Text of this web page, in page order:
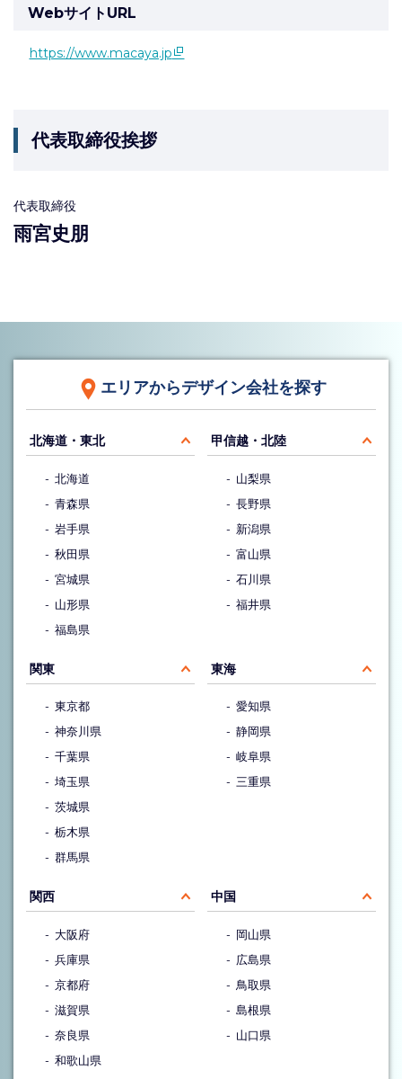
WebサイトURL
https://www.macaya.jp
代表取締役挨拶
代表取締役
雨宮史朋
エリアからデザイン会社を探す
北海道・東北
北海道
青森県
岩手県
秋田県
宮城県
山形県
福島県
甲信越・北陸
山梨県
長野県
新潟県
富山県
石川県
福井県
関東
東京都
神奈川県
千葉県
埼玉県
茨城県
栃木県
群馬県
東海
愛知県
静岡県
岐阜県
三重県
関西
大阪府
兵庫県
京都府
滋賀県
奈良県
和歌山県
中国
岡山県
広島県
鳥取県
島根県
山口県